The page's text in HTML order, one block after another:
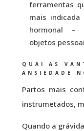
ferramentas
mais
hormonal –
objetos
QUAI AS
ANSIEDADE
Partos mais
instrumetados,
Quando a